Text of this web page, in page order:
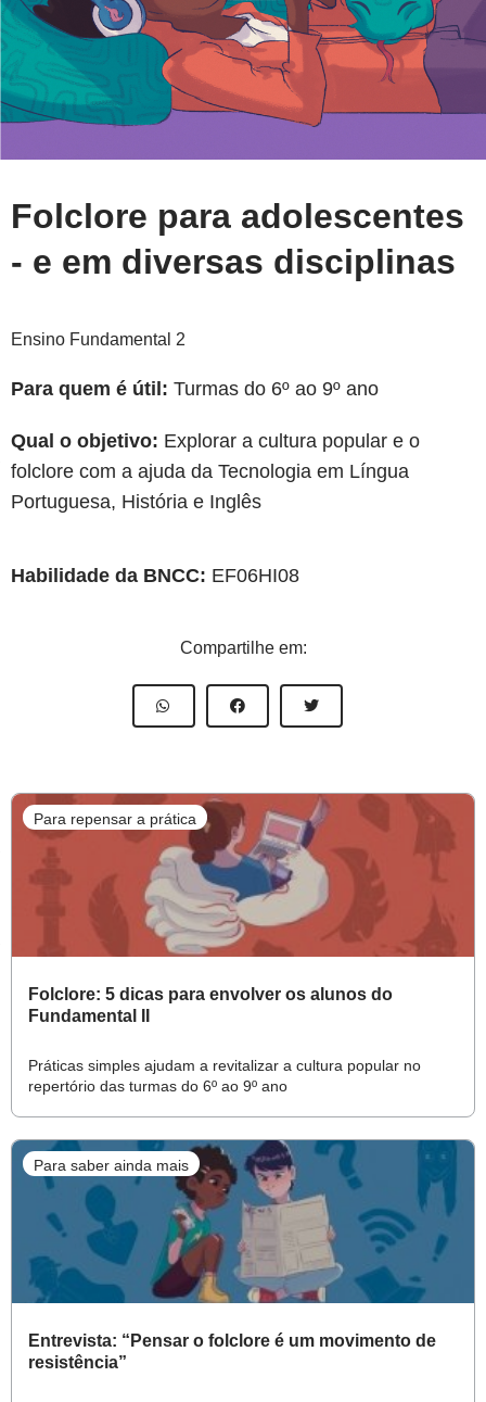
Folclore para adolescentes
- e em diversas disciplinas
Ensino Fundamental 2
Para quem é útil: Turmas do 6º ao 9º ano
Qual o objetivo: Explorar a cultura popular e o
folclore com a ajuda da Tecnologia em Língua
Portuguesa, História e Inglês
Habilidade da BNCC: EF06HI08
Compartilhe em:
Para repensar a prática
Folclore: 5 dicas para envolver os alunos do
Fundamental II
Práticas simples ajudam a revitalizar a cultura popular no
repertório das turmas do 6º ao 9º ano
Para saber ainda mais
Entrevista: “Pensar o folclore é um movimento de
resistência”